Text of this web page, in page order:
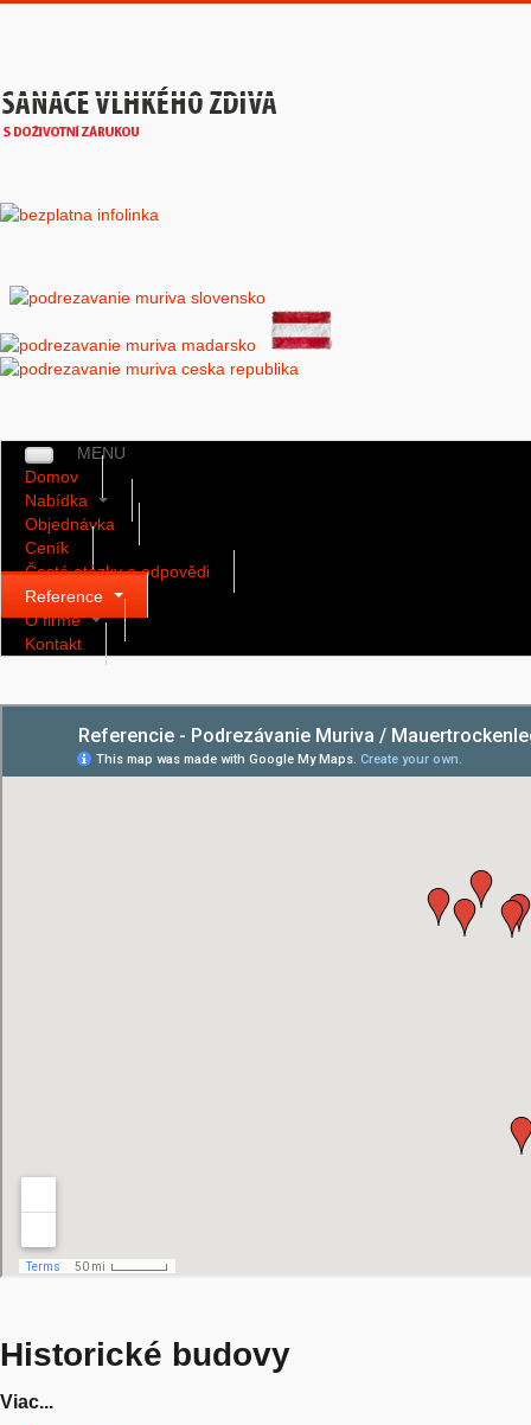
MENU
Domov
Nabídka
Objednávka
Ceník
Časté otázky a odpovědi
Reference
O firmě
Kontakt
Historické budovy
Viac...